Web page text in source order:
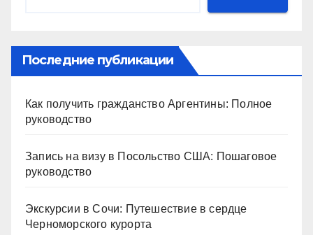
Последние публикации
Как получить гражданство Аргентины: Полное
руководство
Запись на визу в Посольство США: Пошаговое
руководство
Экскурсии в Сочи: Путешествие в сердце
Черноморского курорта